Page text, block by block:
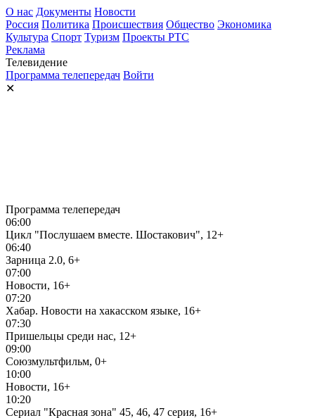
О нас Документы Новости
Россия Политика Происшествия Общество Экономика
Культура Спорт Туризм Проекты РТС
Реклама
Телевидение
Программа телепередач Войти
✕
Программа телепередач
06:00
Цикл "Послушаем вместе. Шостакович", 12+
06:40
Зарница 2.0, 6+
07:00
Новости, 16+
07:20
Хабар. Новости на хакасском языке, 16+
07:30
Пришельцы среди нас, 12+
09:00
Союзмультфильм, 0+
10:00
Новости, 16+
10:20
Сериал "Красная зона" 45, 46, 47 серия, 16+